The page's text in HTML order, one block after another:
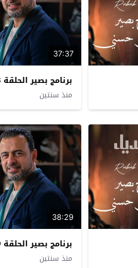
37:37
برنامج بصير الحلقة 13 سيما كلوب
منذ سنتين
38:29
برنامج بصير الحلقة 9 سيما كلوب
منذ سنتين